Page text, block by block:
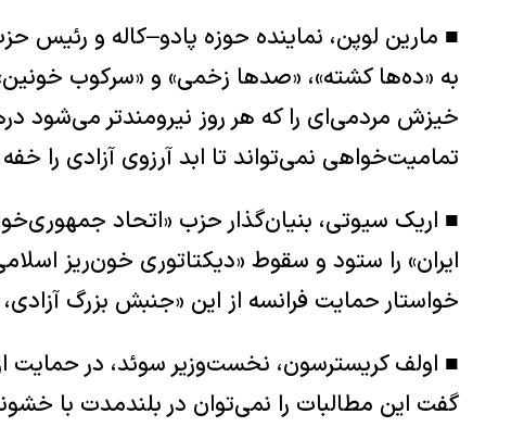
■ مارین لوپن، نماینده حوزه پادو–کاله و رئیس
به «ده‌ها کشته»، «صدها زخمی» و «سرکوب
خیزش مردمی‌ای را که هر روز نیرومندتر می‌شود
تمامیت‌خواهی نمی‌تواند تا ابد آرزوی آزادی را
■ اریک سیوتی، بنیان‌گذار حزب «اتحاد
ایران» را ستود و سقوط «دیکتاتوری خون‌ریز
خواستار حمایت فرانسه از این «جنبش بزرگ آزادی،
■ اولف کریسترسون، نخست‌وزیر سوئد، در حمایت
گفت این مطالبات را نمی‌توان در بلندمدت با